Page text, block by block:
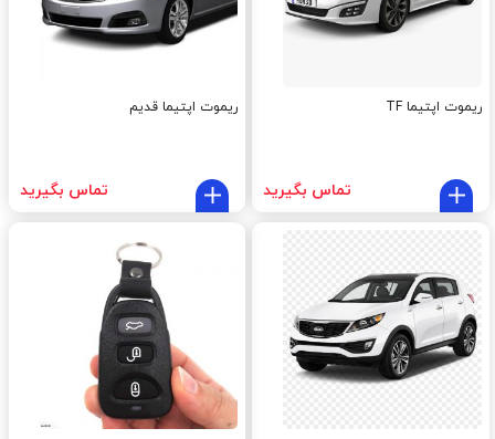
ریموت اپتیما TF
تماس بگیرید
ریموت اپتیما قدیم
تماس بگیرید